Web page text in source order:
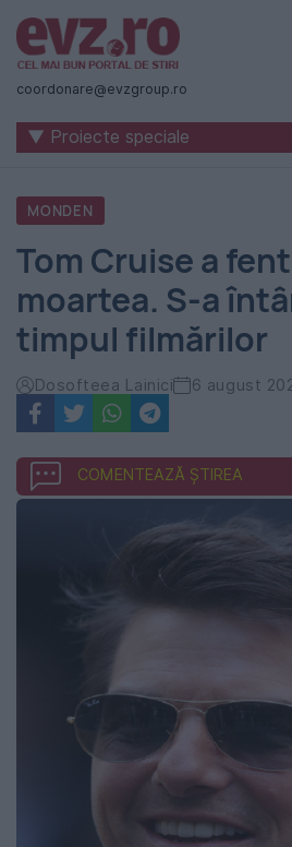
Știri
naționale
internaționale
România
Evenimentul
Zilei
coordonare@evzgroup.ro
▼ Proiecte speciale
MONDEN
Tom Cruise a
moartea. S-a
timpul filmărilor
Dosofteea Lainici 6 august
COMENTEAZĂ ȘTIREA